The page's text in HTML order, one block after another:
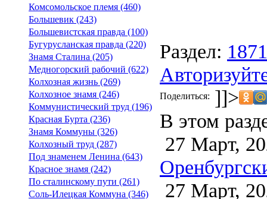
Комсомольское племя (460)
Большевик (243)
Большевистская правда (100)
Бугурусланская правда (220)
Знамя Сталина (205)
Медногорский рабочий (622)
Колхозная жизнь (269)
Колхозное знамя (246)
Коммунистический труд (196)
Красная Бурта (236)
Знамя Коммуны (326)
Колхозный труд (287)
Под знаменем Ленина (643)
Красное знамя (242)
По сталинскому пути (261)
Соль-Илецкая Коммуна (346)
Раздел: 1871
Поделиться: ]]>
В этом
27 Март,
27 Март,